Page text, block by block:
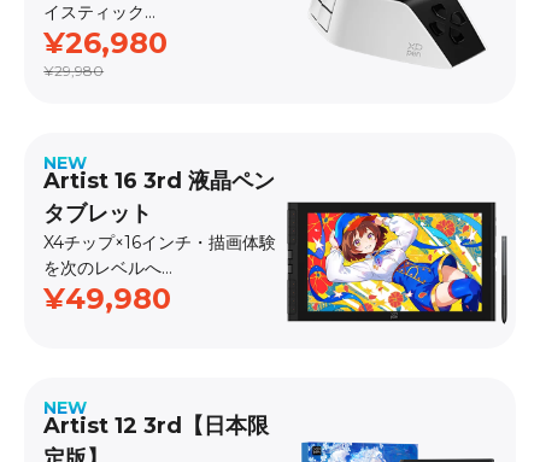
イスティック
発売日：2026.5
¥26,980
¥29,980
NEW
Artist 16 3rd 液晶ペン
タブレット
X4チップ×16インチ・描画体験
を次のレベルへ
発売日：2026.4
¥49,980
NEW
Artist 12 3rd【日本限